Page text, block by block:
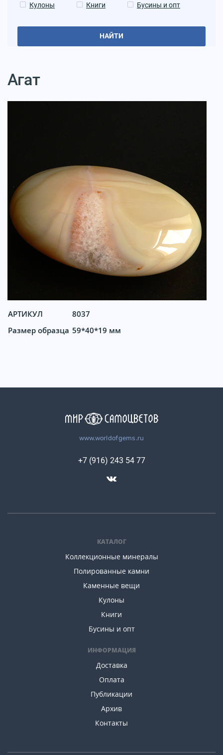
Кулоны
Книги Бусины и опт
НАЙТИ
Агат
АРТИКУЛ
8037
Размер образца 59*40*19 мм
www.worldofgems.ru
КАТАЛОГ
Коллекционные минералы
Полированные камни
Каменные вещи
Кулоны
Книги
Бусины и опт
ИНФОРМАЦИЯ
Доставка
Оплата
Публикации
Архив
Контакты
+7 (916) 243 54 77